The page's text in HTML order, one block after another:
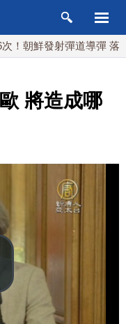
鮮發射彈道導彈 落日本
將造成哪